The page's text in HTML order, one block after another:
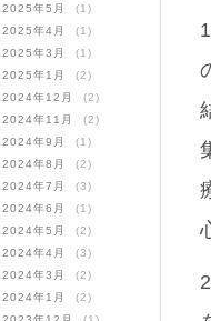
2025年5月
(1)
2025年4月
(1)
2025年3月
(1)
2025年1月
(2)
2024年12月
(2)
2024年11月
(2)
2024年9月
(1)
2024年8月
(2)
2024年7月
(3)
2024年6月
(1)
2024年5月
(2)
2024年4月
(3)
2024年3月
(2)
2024年1月
(2)